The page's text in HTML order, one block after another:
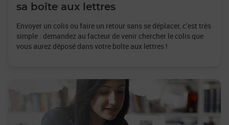
sa boîte aux lettres
Envoyer un colis ou faire un retour sans se déplacer, c’est très
simple : demandez au facteur de venir chercher le colis que
vous aurez déposé dans votre boîte aux lettres !